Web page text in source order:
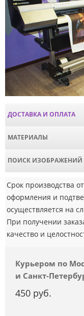
ДОСТАВКА И ОПЛАТА
МАТЕРИАЛЫ
ПОИСК ИЗОБРАЖЕНИЙ
Срок производства
оформления и
осуществляется на
При получении
качество и
Курьером по
и Санкт-
450 руб.